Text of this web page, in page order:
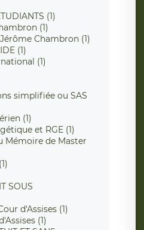
(1)
(1)
Chambron (1)
(1)
(1)
simplifiée ou SAS
(1)
et RGE (1)
Mémoire de Master
SOUS
d'Assises (1)
(1)